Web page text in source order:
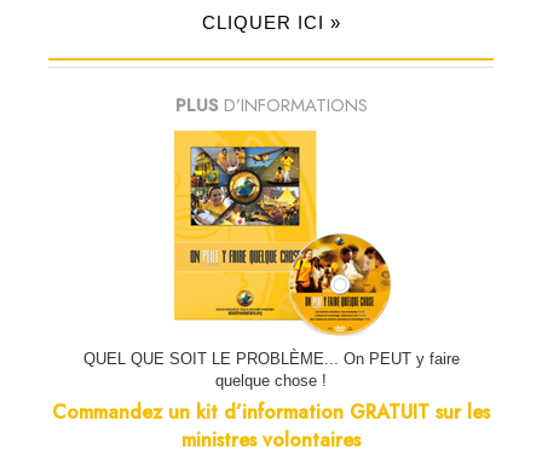
CLIQUER ICI »
PLUS D’INFORMATIONS
QUEL QUE SOIT LE PROBLÈME... On PEUT y faire
quelque chose !
Commandez un kit d’information GRATUIT sur les
ministres volontaires